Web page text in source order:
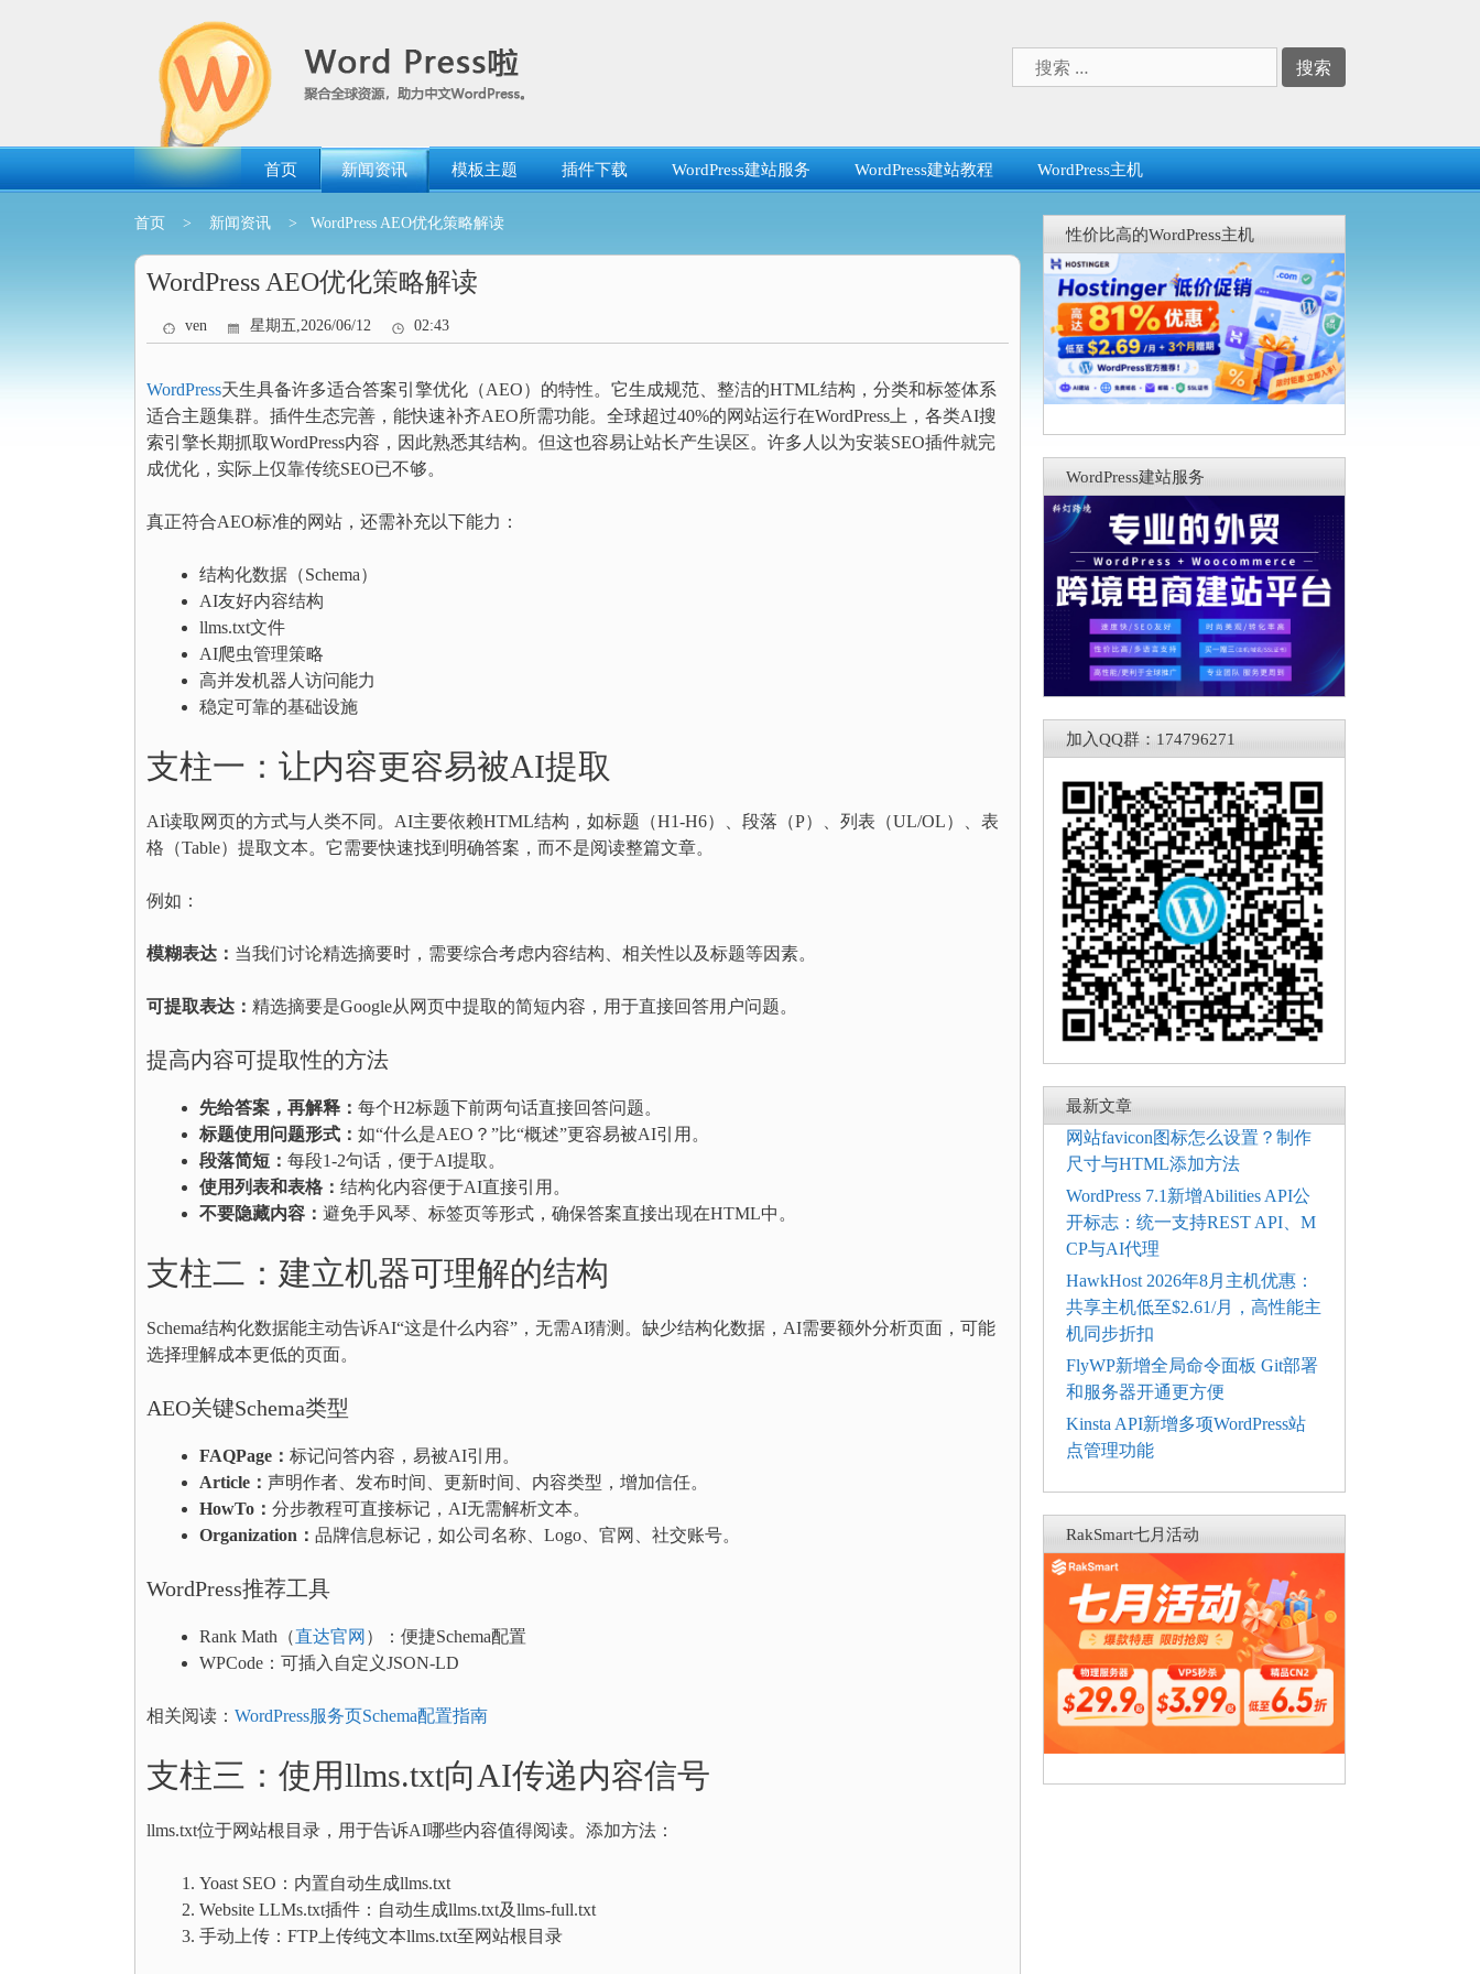
索：
首页 新闻资讯 模板主题 插件下载 WordPress建站服务 WordPress建站教程 WordPress主机
首页 > 新闻资讯 > WordPress AEO优化策略解读
WordPress AEO优化策略解读
ven 星期五,2026/06/12 02:43
WordPress天生具备许多适合答案引擎优化（AEO）的特性。它生成规范、整洁的HTML结构，分类和标签体系
适合主题集群。插件生态完善，能快速补齐AEO所需功能。全球超过40%的网站运行在WordPress上，各类AI搜
索引擎长期抓取WordPress内容，因此熟悉其结构。但这也容易让站长产生误区。许多人以为安装SEO插件就完
成优化，实际上仅靠传统SEO已不够。
真正符合AEO标准的网站，还需补充以下能力：
结构化数据（Schema）
AI友好内容结构
llms.txt文件
AI爬虫管理策略
高并发机器人访问能力
稳定可靠的基础设施
支柱一：让内容更容易被AI提取
AI读取网页的方式与人类不同。AI主要依赖HTML结构，如标题（H1-H6）、段落（P）、列表（UL/OL）、表
格（Table）提取文本。它需要快速找到明确答案，而不是阅读整篇文章。
例如：
模糊表达： 当我们讨论精选摘要时，需要综合考虑内容结构、相关性以及标题等因素。
可提取表达： 精选摘要是Google从网页中提取的简短内容，用于直接回答用户问题。
提高内容可提取性的方法
先给答案，再解释： 每个H2标题下前两句话直接回答问题。
标题使用问题形式： 如“什么是AEO？”比“概述”更容易被AI引用。
段落简短： 每段1-2句话，便于AI提取。
使用列表和表格： 结构化内容便于AI直接引用。
不要隐藏内容： 避免手风琴、标签页等形式，确保答案直接出现在HTML中。
支柱二：建立机器可理解的结构
Schema结构化数据能主动告诉AI“这是什么内容”，无需AI猜测。缺少结构化数据，AI需要额外分析页面，可能
选择理解成本更低的页面。
AEO关键Schema类型
FAQPage： 标记问答内容，易被AI引用。
Article： 声明作者、发布时间、更新时间、内容类型，增加信任。
HowTo： 分步教程可直接标记，AI无需解析文本。
Organization： 品牌信息标记，如公司名称、Logo、官网、社交账号。
WordPress推荐工具
Rank Math（直达官网 ）：便捷Schema配置
WPCode：可插入自定义JSON-LD
相关阅读： WordPress服务页Schema配置指南
支柱三：使用llms.txt向AI传递内容信号
llms.txt位于网站根目录，用于告诉AI哪些内容值得阅读。添加方法：
Yoast SEO：内置自动生成llms.txt
Website LLMs.txt插件：自动生成llms.txt及llms-full.txt
手动上传：FTP上传纯文本llms.txt至网站根目录
性价比高的WordPress主机
WordPress建站服务
加入QQ群：174796271
最新文章
网站favicon图标怎么设置？制作
尺寸与HTML添加方法
WordPress 7.1新增Abilities API公
开标志：统一支持REST API、M
CP与AI代理
HawkHost 2026年8月主机优惠：
共享主机低至$2.61/月，高性能主
机同步折扣
FlyWP新增全局命令面板 Git部署
和服务器开通更方便
Kinsta API新增多项WordPress站
点管理功能
RakSmart七月活动